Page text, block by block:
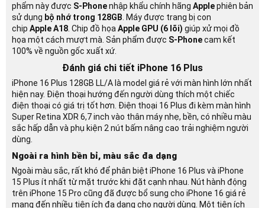
phẩm này được S-Phonenhập khẩu chính hãng Applephiên bản
sử dụng bộ nhớ trong 128GB . Máy được trang bị con
chip AppleA18 . Chip đồ họa Apple GPU (6 lõi) giúp xử mọi đồ
họa một cách mượt mà. Sản phẩm được S-Phonecam kết
100% về nguồn gốc xuất xứ.
Đánh giá chi tiết iPhone 16 Plus
iPhone 16 Plus 128GB LL/A là model giá rẻ với màn hình lớn nhất
hiện nay. Điện thoại hướng đến người dùng thích một chiếc
điện thoại có giá trị tốt hơn. Điện thoại 16 Plus đi kèm màn hình
Super Retina XDR 6,7 inch vào thân máy nhẹ, bền, có nhiều màu
sắc hấp dẫn và phụ kiện 2 nút bấm nâng cao trải nghiệm người
dùng.
Ngoài ra hình bền bỉ, màu sắc đa dạng
Ngoài màu sắc, rất khó để phân biệt iPhone 16 Plus và iPhone
15 Plus ít nhất từ ​​​​​​​mặt trước khi đặt cạnh nhau. Nút hành động
trên iPhone 15 Pro cũng đã được bổ sung cho iPhone 16 giá rẻ
mang đến nhiều tiện ích đa dạng cho người dùng. Một tiện ích